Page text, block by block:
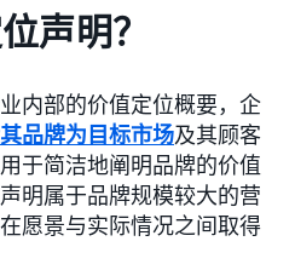
声明？
内部的价值定位概要，企
品牌为目标市场及其顾客
于简洁地阐明品牌的价值
明属于品牌规模较大的营
愿景与实际情况之间取得